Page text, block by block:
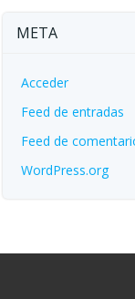
META
Acceder
Feed de entradas
Feed de
WordPress.org